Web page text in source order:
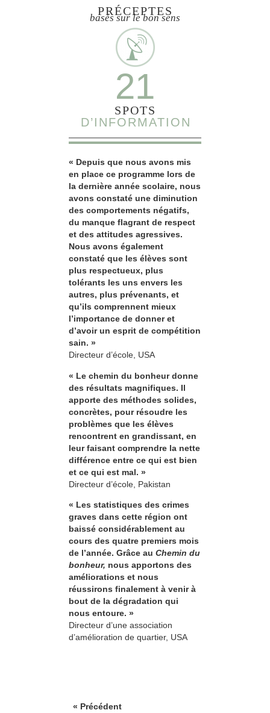
PRÉCEPTES
basés sur le bon sens
21
SPOTS
D’INFORMATION
« Depuis que nous avons mis
en place ce programme lors de
la dernière année scolaire, nous
avons constaté une diminution
des comportements négatifs,
du manque flagrant de respect
et des attitudes agressives.
Nous avons également
constaté que les élèves sont
plus respectueux, plus
tolérants les uns envers les
autres, plus prévenants, et
qu’ils comprennent mieux
l’importance de donner et
d’avoir un esprit de compétition
sain. »
Directeur d’école, USA
« Le chemin du bonheur donne
des résultats magnifiques. Il
apporte des méthodes solides,
concrètes, pour résoudre les
problèmes que les élèves
rencontrent en grandissant, en
leur faisant comprendre la nette
différence entre ce qui est bien
et ce qui est mal. »
Directeur d’école, Pakistan
« Les statistiques des crimes
graves dans cette région ont
baissé considérablement au
cours des quatre premiers mois
de l’année. Grâce au Chemin du
bonheur, nous apportons des
améliorations et nous
réussirons finalement à venir à
bout de la dégradation qui
nous entoure. »
Directeur d’une association
d’amélioration de quartier, USA
« Précédent